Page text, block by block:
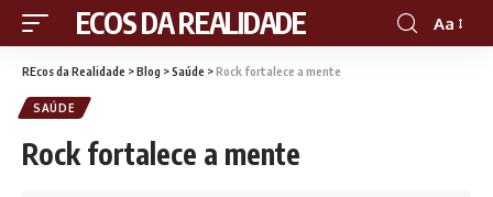
RECOS DA REALIDADE Aa
REcos da Realidade >Blog >Saúde >Rock fortalece a mente
SAÚDE
Rock fortalece a mente